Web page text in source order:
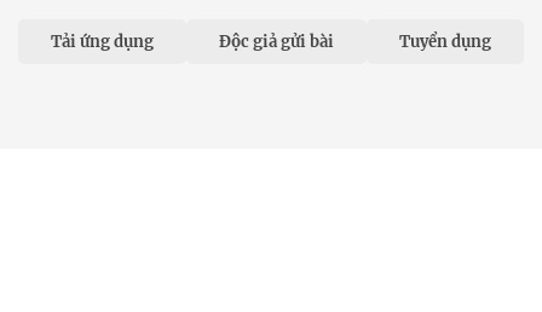
Tải ứng dụng Độc giả gửi bài Tuyển dụng